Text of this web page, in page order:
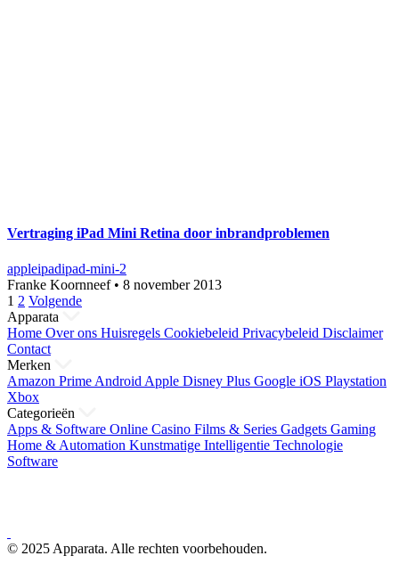
Vertraging iPad Mini Retina door inbrandproblemen
appleipadipad-mini-2
Franke Koornneef• 8 november 2013
Berichten
paginering
1 2 Volgende
Apparata
Home Over ons Huisregels Cookiebeleid Privacybeleid Disclaimer
Contact
Merken
Amazon Prime Android Apple Disney Plus Google iOS Playstation
Xbox
Categorieën
Apps & Software Online Casino Films & Series Gadgets Gaming
Home & Automation Kunstmatige Intelligentie Technologie
Software
© 2025 Apparata. Alle rechten voorbehouden.